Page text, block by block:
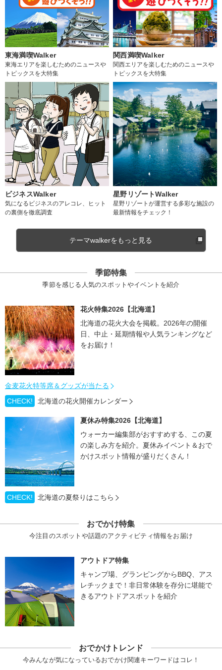
東海満喫Walker
東海エリアを楽しむためのニュースや
トピックスを大特集
関西満喫Walker
関西エリアを楽しむためのニュースや
トピックスを大特集
ビジネスWalker
気になるビジネスのアレコレ、ヒット
の裏側を徹底調査
星野リゾートWalker
星野リゾートが運営する多彩な施設の
最新情報をチェック！
テーマwalkerをもっと見る
季節特集
季節を感じる人気のスポットやイベントを紹介
花火特集2026【北海道】
北海道の花火大会を掲載。2026年の開催
日、中止・延期情報や人気ランキングなど
をお届け！
金麦花火特等席＆グッズが当たる
CHECK!
北海道の花火開催カレンダー
夏休み特集2026【北海道】
ウォーカー編集部がおすすめする、この夏
の楽しみ方を紹介。夏休みイベント＆おで
かけスポット情報が盛りだくさん！
CHECK! 北海道の夏祭りはこちら
おでかけ特集
今注目のスポットや話題のアクティビティ情報をお届け
アウトドア特集
キャンプ場、グランピングからBBQ、アス
レチックまで！非日常体験を存分に堪能で
きるアウトドアスポットを紹介
おでかけトレンド
今みんなが気になっているおでかけ関連キーワードはコレ！